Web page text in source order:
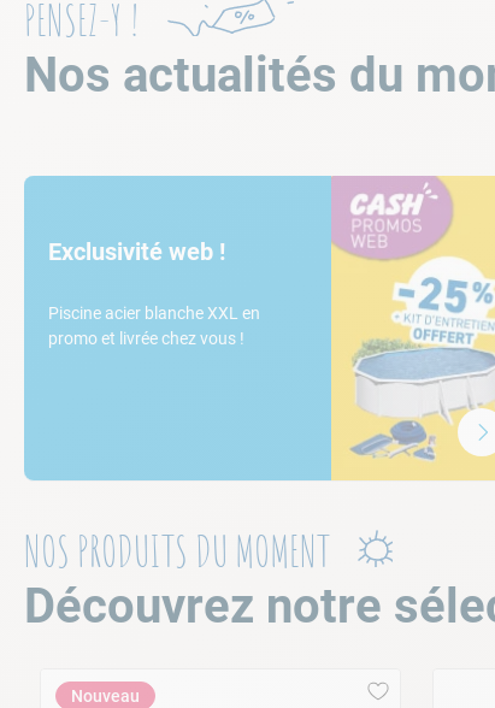
PENSEZ-Y !
Nos actualités du
Exclusivité web !
Piscine acier blanche XXL en
promo et livrée chez vous !
NOS PRODUITS DU MOMENT
Découvrez notre
Nouveau